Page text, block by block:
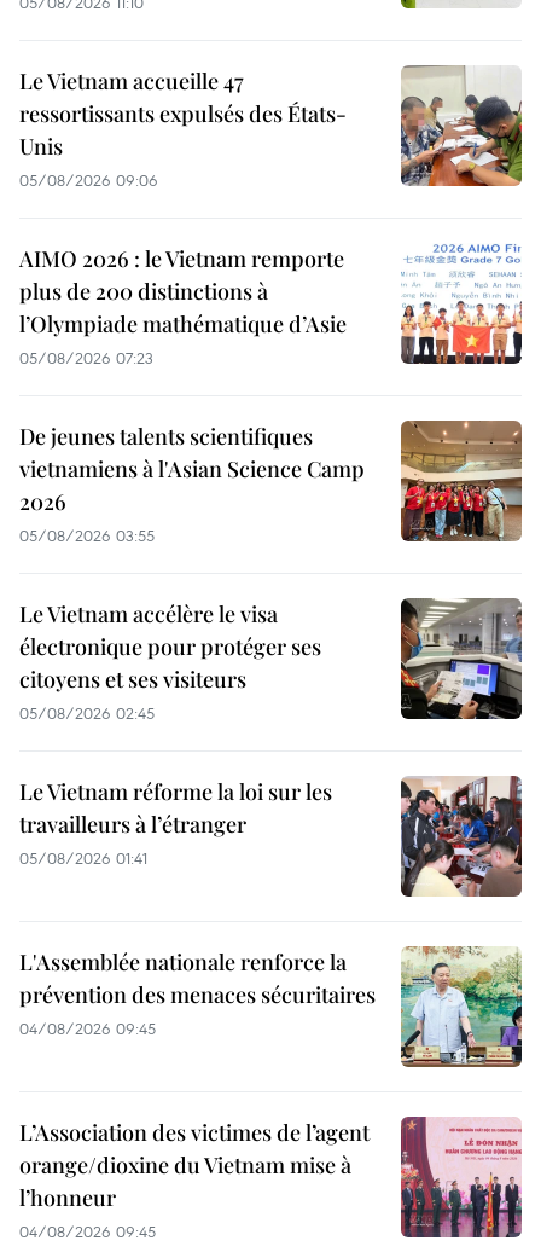
Le Vietnam accueille 47
ressortissants expulsés des États-
Unis
05/08/2026 09:06
AIMO 2026 : le Vietnam remporte
plus de 200 distinctions à
l’Olympiade mathématique d’Asie
05/08/2026 07:23
De jeunes talents scientifiques
vietnamiens à l'Asian Science Camp
2026
05/08/2026 03:55
Le Vietnam accélère le visa
électronique pour protéger ses
citoyens et ses visiteurs
05/08/2026 02:45
Le Vietnam réforme la loi sur les
travailleurs à l’étranger
05/08/2026 01:41
L'Assemblée nationale renforce la
prévention des menaces sécuritaires
04/08/2026 09:45
L’Association des victimes de l’agent
orange/dioxine du Vietnam mise à
l’honneur
04/08/2026 09:45